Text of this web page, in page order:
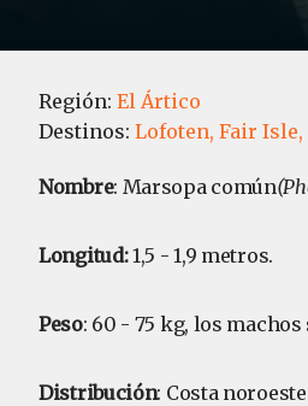
Región: El Ártico
Destinos: Lofoten, Fair Isle,
Nombre: Marsopa común
Longitud:1,5 - 1,9 metros.
Peso: 60 - 75 kg, los
Distribución: Costa